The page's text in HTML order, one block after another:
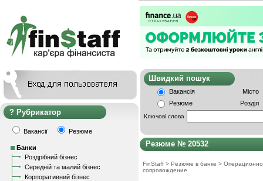
Рубрикатор
Вакансії Резюме
Банки
Роздрібний бізнес
Середній та малий бізнес
Корпоративний бізнес
Швидкий
Вакансія
Місто
Резюме
Розділ
Ключові слова
Резюме № 20532
FinStaff > Резюме в банке >
сопровождение